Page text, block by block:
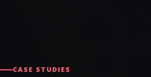
CASE STUDIES